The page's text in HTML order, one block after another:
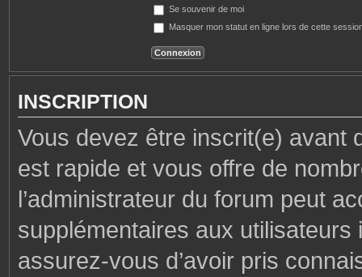
Se souvenir de moi
Masquer mon statut en ligne lors de cette
INSCRIPTION
Vous devez être inscrit(e) avant
est rapide et vous offre de
l’administrateur du forum peut
supplémentaires aux
assurez-vous d’avoir pris